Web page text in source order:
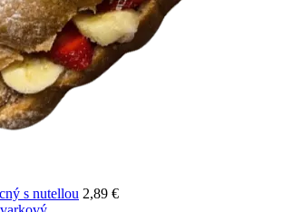
s nutellou 2,89 €